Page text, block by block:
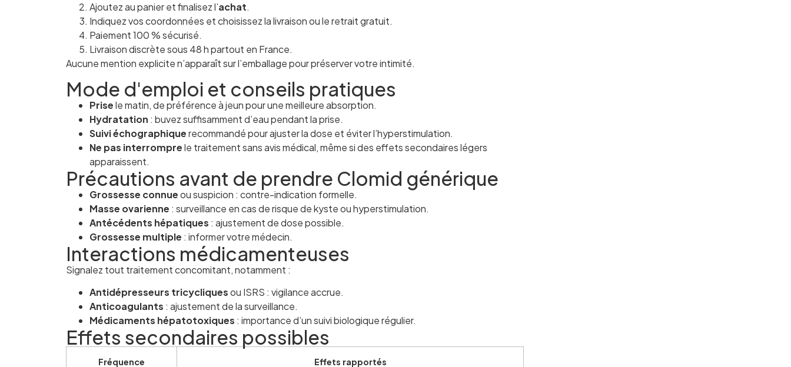
Ajoutez au panier et finalisez l’achat.
Indiquez vos coordonnées et choisissez la livraison ou le retrait gratuit.
Paiement 100 % sécurisé.
Livraison discrète sous 48 h partout en France.
Aucune mention explicite n’apparaît sur l’emballage pour préserver votre intimité.
Mode d'emploi et conseils pratiques
Prisele matin, de préférence à jeun pour une meilleure absorption.
Hydratation : buvez suffisamment d’eau pendant la prise.
Suivi échographiquerecommandé pour ajuster la dose et éviter l’hyperstimulation.
Ne pas interromprele traitement sans avis médical, même si des effets secondaires légers
apparaissent.
Précautions avant de prendre Clomid générique
Grossesse connueou suspicion : contre-indication formelle.
Masse ovarienne : surveillance en cas de risque de kyste ou hyperstimulation.
Antécédents hépatiques : ajustement de dose possible.
Grossesse multiple : informer votre médecin.
Interactions médicamenteuses
Signalez tout traitement concomitant, notamment :
Antidépresseurs tricycliquesou ISRS : vigilance accrue.
Anticoagulants : ajustement de la surveillance.
Médicaments hépatotoxiques : importance d’un suivi biologique régulier.
Effets secondaires possibles
Fréquence Effets rapportés